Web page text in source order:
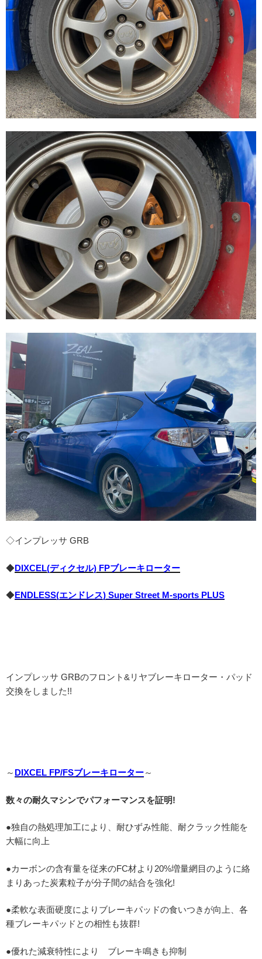
◇インプレッサ GRB
◆DIXCEL(ディクセル) FPブレーキローター
◆ENDLESS(エンドレス) Super Street M-sports PLUS
インプレッサ GRBのフロント&リヤブレーキローター・パッド
交換をしました!!
～ DIXCEL FP/FSブレーキローター～
数々の耐久マシンでパフォーマンスを証明!
●独自の熱処理加工により、耐ひずみ性能、耐クラック性能を
大幅に向上
●カーボンの含有量を従来のFC材より20%増量網目のように絡
まりあった炭素粒子が分子間の結合を強化!
●柔軟な表面硬度によりブレーキパッドの食いつきが向上、各
種ブレーキパッドとの相性も抜群!
●優れた減衰特性により ブレーキ鳴きも抑制